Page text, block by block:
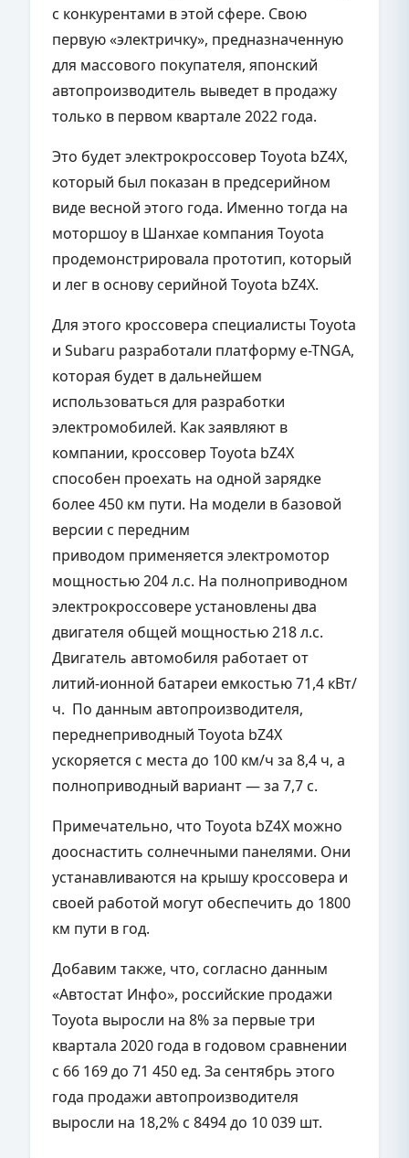
с конкурентами в этой сфере. Свою
первую «электричку», предназначенную
для массового покупателя, японский
автопроизводитель выведет в продажу
только в первом квартале 2022 года.
Это будет электрокроссовер Toyota bZ4X,
который был показан в предсерийном
виде весной этого года. Именно тогда на
моторшоу в Шанхае компания Toyota
продемонстрировала прототип, который
и лег в основу серийной Toyota bZ4X.
Для этого кроссовера специалисты Toyota
и Subaru разработали платформу e-TNGA,
которая будет в дальнейшем
использоваться для разработки
электромобилей. Как заявляют в
компании, кроссовер Toyota bZ4X
способен проехать на одной зарядке
более 450 км пути. На модели в базовой
версии с передним
приводом применяется электромотор
мощностью 204 л.с. На полноприводном
электрокроссовере установлены два
двигателя общей мощностью 218 л.с.
Двигатель автомобиля работает от
литий-ионной батареи емкостью 71,4 кВт/
ч. По данным автопроизводителя,
переднеприводный Toyota bZ4X
ускоряется с места до 100 км/ч за 8,4 ч, а
полноприводный вариант — за 7,7 с.
Примечательно, что Toyota bZ4X можно
дооснастить солнечными панелями. Они
устанавливаются на крышу кроссовера и
своей работой могут обеспечить до 1800
км пути в год.
Добавим также, что, согласно данным
«Автостат Инфо», российские продажи
Toyota выросли на 8% за первые три
квартала 2020 года в годовом сравнении
с 66 169 до 71 450 ед. За сентябрь этого
года продажи автопроизводителя
выросли на 18,2% с 8494 до 10 039 шт.